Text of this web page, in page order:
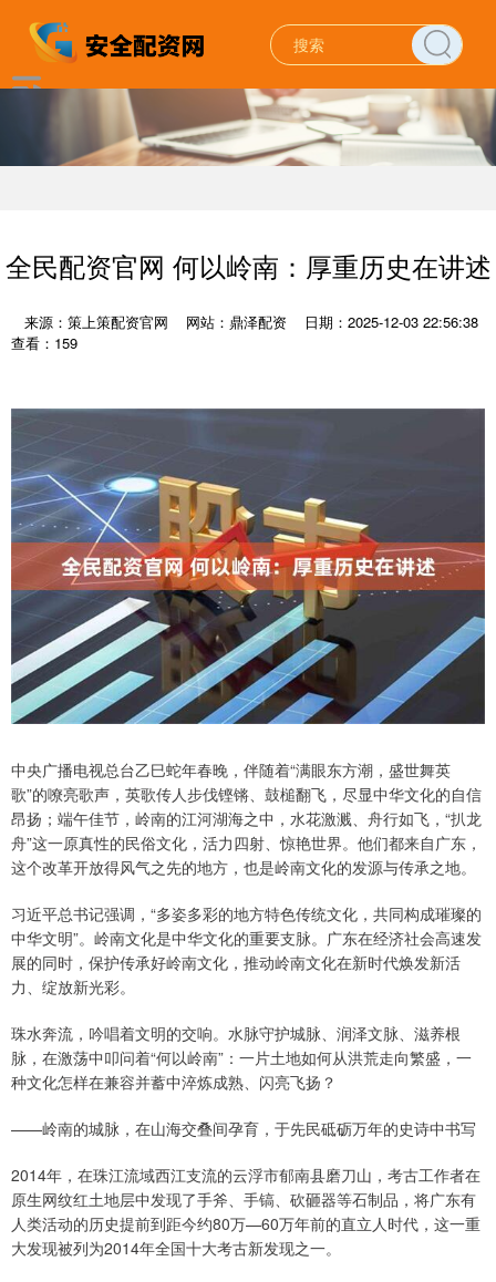
全民配资官网 何以岭南：厚重历史在讲述
来源：策上策配资官网 网站：鼎泽配资
日期：2025-12-03 22:56:38
查看：159
中央广播电视总台乙巳蛇年春晚，伴随着“满眼东方潮，盛世舞英
歌”的嘹亮歌声，英歌传人步伐铿锵、鼓槌翻飞，尽显中华文化的自信
昂扬；端午佳节，岭南的江河湖海之中，水花激溅、舟行如飞，“扒龙
舟”这一原真性的民俗文化，活力四射、惊艳世界。他们都来自广东，
这个改革开放得风气之先的地方，也是岭南文化的发源与传承之地。
习近平总书记强调，“多姿多彩的地方特色传统文化，共同构成璀璨的
中华文明”。岭南文化是中华文化的重要支脉。广东在经济社会高速发
展的同时，保护传承好岭南文化，推动岭南文化在新时代焕发新活
力、绽放新光彩。
珠水奔流，吟唱着文明的交响。水脉守护城脉、润泽文脉、滋养根
脉，在激荡中叩问着“何以岭南”：一片土地如何从洪荒走向繁盛，一
种文化怎样在兼容并蓄中淬炼成熟、闪亮飞扬？
——岭南的城脉，在山海交叠间孕育，于先民砥砺万年的史诗中书写
2014年，在珠江流域西江支流的云浮市郁南县磨刀山，考古工作者在
原生网纹红土地层中发现了手斧、手镐、砍砸器等石制品，将广东有
人类活动的历史提前到距今约80万—60万年前的直立人时代，这一重
大发现被列为2014年全国十大考古新发现之一。